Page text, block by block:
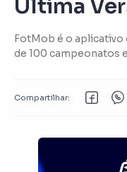
Ultima
FotMob é o aplicativo
de 100 campeonatos